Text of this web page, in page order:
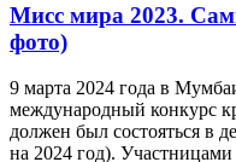
Мисс мира 2023.
фото)
9 марта 2024 года в Мумба
международный конкурс
должен был состояться в
на 2024 год).